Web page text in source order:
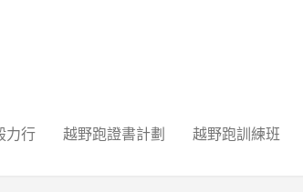
力行 越野跑證書計劃 越野跑訓練班